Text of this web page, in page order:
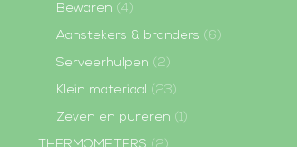
Bewaren (4)
Aanstekers & branders (6)
Serveerhulpen (2)
Klein materiaal (23)
Zeven en pureren (1)